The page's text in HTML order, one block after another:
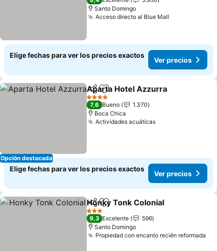
Santo Domingo
Acceso directo al Blue Mall
Elige fechas para ver los precios exactos
Ver precios
Opción destacada
CompartirAgregar a favoritos
Aparta Hotel Azzurra
4 Estrellas
7,6 Bueno
1.370
Boca Chica
Actividades acuáticas
Elige fechas para ver los precios exactos
Ver precios
CompartirAgregar a favoritos
Honky Tonk Colonial
3 Estrellas
9,3 Excelente
596
Santo Domingo
Propiedad con encanto recién reformada